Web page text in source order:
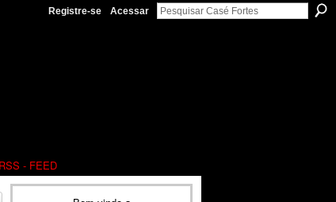
Registre-se Acessar
RSS - FEED